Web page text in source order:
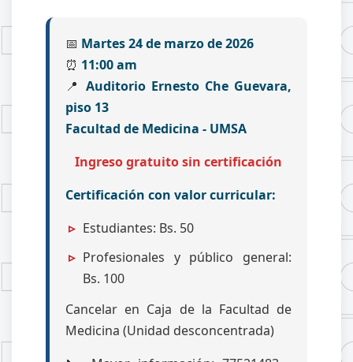
📅 Martes 24 de marzo de 2026
⏰ 11:00 am
📍Auditorio Ernesto Che Guevara,
piso 13
Facultad de Medicina - UMSA
Ingreso gratuito sin certificación
Certificación con valor curricular:
Estudiantes: Bs. 50
Profesionales y público general:
Bs. 100
Cancelar en Caja de la Facultad de
Medicina (Unidad desconcentrada)